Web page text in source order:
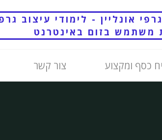
אונליין - לימודי עיצוב
משתמש בזום באינטרנט
כסף ומקצוע צור קשר